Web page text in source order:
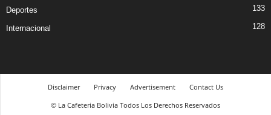
Deportes 133
Internacional 128
Disclaimer Privacy Advertisement
Contact Us
© La Cafeteria Bolivia Todos Los Derechos Reservados